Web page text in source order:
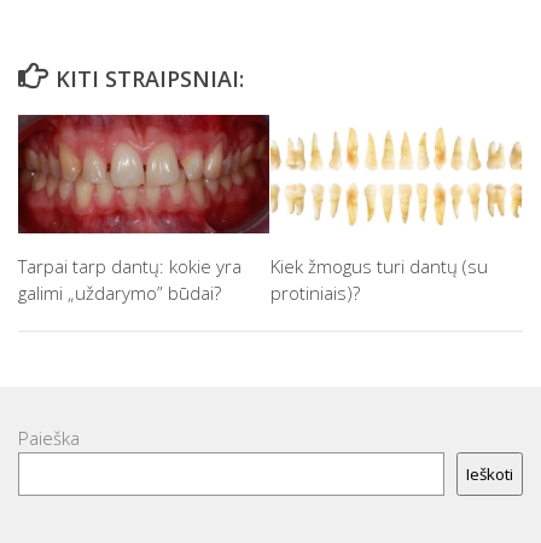
KITI STRAIPSNIAI:
Tarpai tarp dantų: kokie yra
galimi „uždarymo” būdai?
Kiek žmogus turi dantų (su
protiniais)?
Paieška
Ieškoti